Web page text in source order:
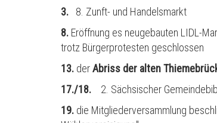
3. 8. Zunft- und Handelsmarkt
8. Eröffnung es neugebauten LIDL-
trotz Bürgerprotesten geschlossen
13. derAbriss der alten
17./18.
2. Sächsischer
19. die Mitgliederversammlung